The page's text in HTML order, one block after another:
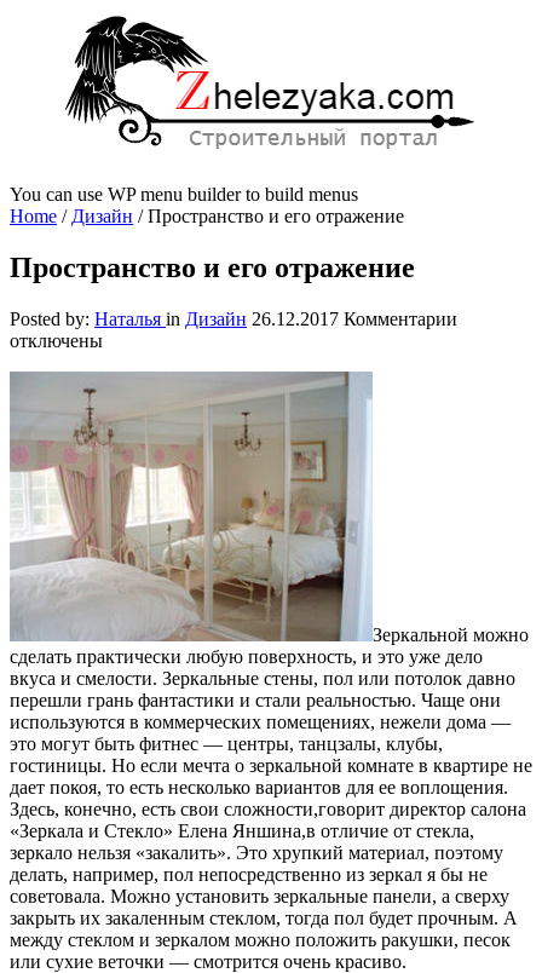
You can use WP menu builder to build menus
Home / Дизайн /Пространство и его отражение
Пространство и его отражение
Posted by: Наталья in Дизайн 26.12.2017 Комментарии
отключены
Зеркальной можно
сделать практически любую поверхность, и это уже дело
вкуса и смелости. Зеркальные стены, пол или потолок давно
перешли грань фантастики и стали реальностью. Чаще они
используются в коммерческих помещениях, нежели дома —
это могут быть фитнес — центры, танцзалы, клубы,
гостиницы. Но если мечта о зеркальной комнате в квартире не
дает покоя, то есть несколько вариантов для ее воплощения.
Здесь, конечно, есть свои сложности,говорит директор салона
«Зеркала и Стекло» Елена Яншина,в отличие от стекла,
зеркало нельзя «закалить». Это хрупкий материал, поэтому
делать, например, пол непосредственно из зеркал я бы не
советовала. Можно установить зеркальные панели, а сверху
закрыть их закаленным стеклом, тогда пол будет прочным. А
между стеклом и зеркалом можно положить ракушки, песок
или сухие веточки — смотрится очень красиво.